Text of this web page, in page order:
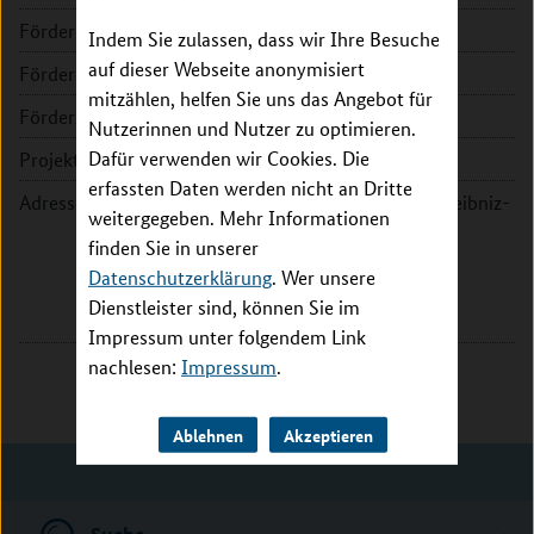
Indem Sie zulassen, dass wir Ihre Besuche
auf dieser Webseite anonymisiert
mitzählen, helfen Sie uns das Angebot für
Nutzerinnen und Nutzer zu optimieren.
Dafür verwenden wir Cookies. Die
erfassten Daten werden nicht an Dritte
weitergegeben. Mehr Informationen
finden Sie in unserer
Datenschutzerklärung. Wer unsere
Dienstleister sind, können Sie im
Impressum unter folgendem Link
nachlesen: Impressum.
Ablehnen Akzeptieren
Förderkennzeichen:
16GW0184
Fördersumme:
261.985 EUR
Förderzeitraum:
2018 - 2019
Projektleitung:
Dr. Norbert Reiling
Adresse:
Forschungszentrum Borstel Leibniz-
Zentrum für Medizin und
Biowissenschaften
Parkallee 1-40
23845 Borstel